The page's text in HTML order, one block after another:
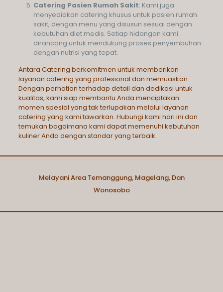
Catering Pasien Rumah Sakit: Kami juga
menyediakan catering khusus untuk pasien rumah
sakit, dengan menu yang disusun sesuai dengan
kebutuhan diet medis. Setiap hidangan kami
dirancang untuk mendukung proses penyembuhan
dengan nutrisi yang tepat.
Antara Catering berkomitmen untuk memberikan
layanan catering yang profesional dan memuaskan.
Dengan perhatian terhadap detail dan dedikasi untuk
kualitas, kami siap membantu Anda menciptakan
momen spesial yang tak terlupakan melalui layanan
catering yang kami tawarkan. Hubungi kami hari ini dan
temukan bagaimana kami dapat memenuhi kebutuhan
kuliner Anda dengan standar yang terbaik.
Melayani Area Temanggung, Magelang, Dan
Wonosobo